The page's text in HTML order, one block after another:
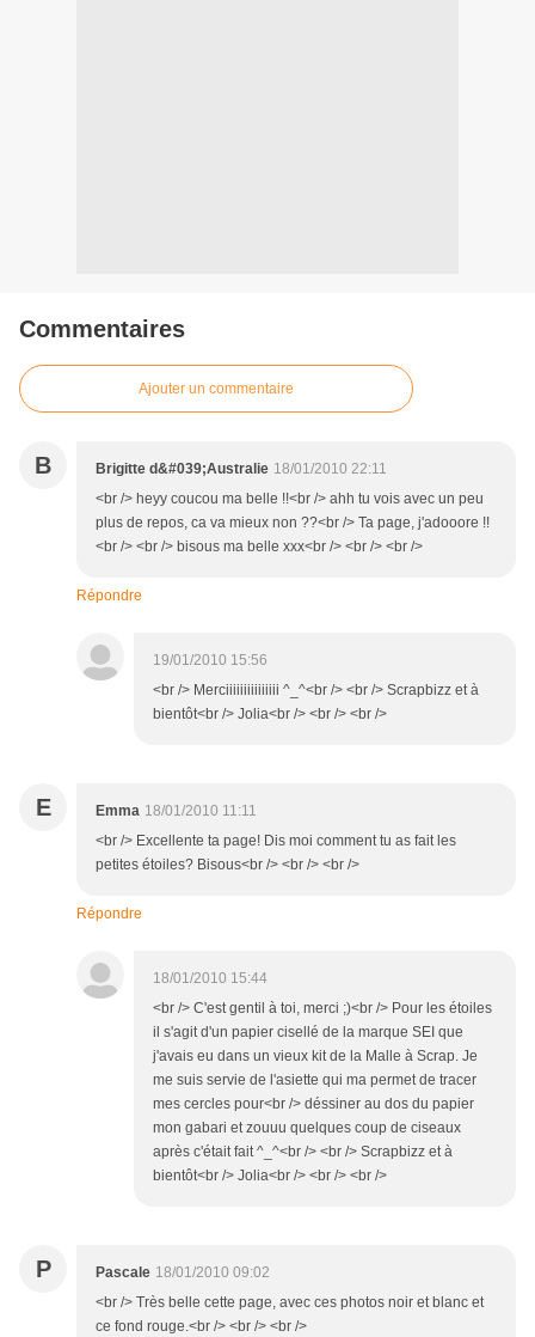
Commentaires
Ajouter un commentaire
B Brigitte d&#039;Australie 18/01/2010 22:11
<br /> heyy coucou ma belle !!<br /> ahh tu vois avec un peu
plus de repos, ca va mieux non ??<br /> Ta page, j'adooore !!
<br /> <br /> bisous ma belle xxx<br /> <br /> <br />
Répondre
19/01/2010 15:56
<br /> Merciiiiiiiiiiiiiii ^_^<br /> <br /> Scrapbizz et à
bientôt<br /> Jolia<br /> <br /> <br />
E Emma 18/01/2010 11:11
<br /> Excellente ta page! Dis moi comment tu as fait les
petites étoiles? Bisous<br /> <br /> <br />
Répondre
18/01/2010 15:44
<br /> C'est gentil à toi, merci ;)<br /> Pour les étoiles
il s'agit d'un papier cisellé de la marque SEI que
j'avais eu dans un vieux kit de la Malle à Scrap. Je
me suis servie de l'asiette qui ma permet de tracer
mes cercles pour<br /> déssiner au dos du papier
mon gabari et zouuu quelques coup de ciseaux
après c'était fait ^_^<br /> <br /> Scrapbizz et à
bientôt<br /> Jolia<br /> <br /> <br />
P Pascale 18/01/2010 09:02
<br /> Très belle cette page, avec ces photos noir et blanc et
ce fond rouge.<br /> <br /> <br />